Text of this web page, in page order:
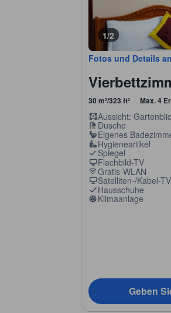
1/2
Fotos und Details
30 m²/323 ft² Max. 4
Aussicht:
Dusche
Eigenes
Hygieneartikel
Spiegel
Flachbild-TV
Gratis-WLAN
Satelliten-/Kabel-TV
Hausschuhe
Klimaanlage
Geben